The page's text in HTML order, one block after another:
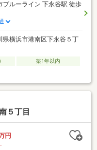
ブルーライン 下永谷駅 徒歩
県横浜市港南区下永谷５丁
築1年以内
５丁目
円